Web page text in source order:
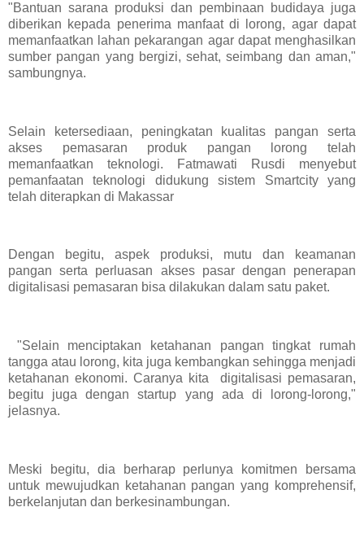
"Bantuan sarana produksi dan pembinaan budidaya juga
diberikan kepada penerima manfaat di lorong, agar dapat
memanfaatkan lahan pekarangan agar dapat menghasilkan
sumber pangan yang bergizi, sehat, seimbang dan aman,"
sambungnya.
Selain ketersediaan, peningkatan kualitas pangan serta
akses pemasaran produk pangan lorong telah
memanfaatkan teknologi. Fatmawati Rusdi menyebut
pemanfaatan teknologi didukung sistem Smartcity yang
telah diterapkan di Makassar
Dengan begitu, aspek produksi, mutu dan keamanan
pangan serta perluasan akses pasar dengan penerapan
digitalisasi pemasaran bisa dilakukan dalam satu paket.
"Selain menciptakan ketahanan pangan tingkat rumah
tangga atau lorong, kita juga kembangkan sehingga menjadi
ketahanan ekonomi. Caranya kita digitalisasi pemasaran,
begitu juga dengan startup yang ada di lorong-lorong,"
jelasnya.
Meski begitu, dia berharap perlunya komitmen bersama
untuk mewujudkan ketahanan pangan yang komprehensif,
berkelanjutan dan berkesinambungan.